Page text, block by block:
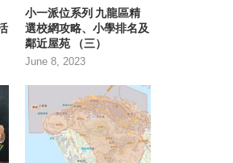
小一派位系列 九龍區精
選校網攻略、小學排名及
鄰近屋苑 （三）
June 8, 2023